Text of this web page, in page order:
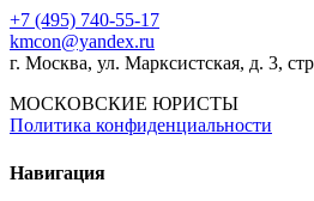
+7 (495) 740‑55‑17
kmcon@yandex.ru
г. Москва, ул. Марксистская, д. 3,
МОСКОВСКИЕ ЮРИСТЫ
Политика конфиденциальности
Навигация